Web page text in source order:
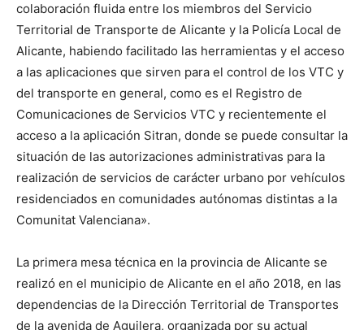
colaboración fluida entre los miembros del Servicio
Territorial de Transporte de Alicante y la Policía Local de
Alicante, habiendo facilitado las herramientas y el acceso
a las aplicaciones que sirven para el control de los VTC y
del transporte en general, como es el Registro de
Comunicaciones de Servicios VTC y recientemente el
acceso a la aplicación Sitran, donde se puede consultar la
situación de las autorizaciones administrativas para la
realización de servicios de carácter urbano por vehículos
residenciados en comunidades autónomas distintas a la
Comunitat Valenciana».
La primera mesa técnica en la provincia de Alicante se
realizó en el municipio de Alicante en el año 2018, en las
dependencias de la Dirección Territorial de Transportes
de la avenida de Aguilera, organizada por su actual